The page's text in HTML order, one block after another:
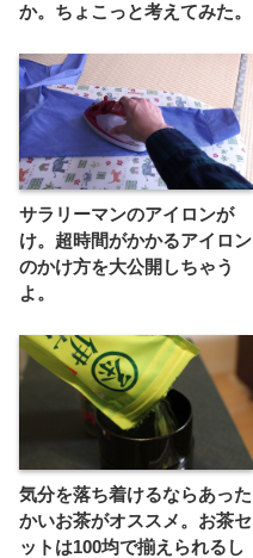
か。ちょこっと考えてみた。
サラリーマンのアイロンが
け。超時間がかかるアイロン
のかけ方を大公開しちゃう
よ。
気分を落ち着けるならあった
かいお茶がオススメ。お茶セ
ットは100均で揃えられるし